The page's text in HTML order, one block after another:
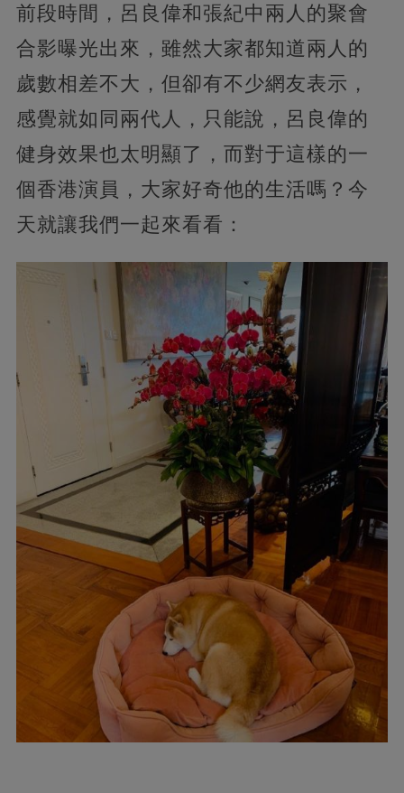
前段時間，呂良偉和張紀中兩人的聚會
合影曝光出來，雖然大家都知道兩人的
歲數相差不大，但卻有不少網友表示，
感覺就如同兩代人，只能說，呂良偉的
健身效果也太明顯了，而對于這樣的一
個香港演員，大家好奇他的生活嗎？今
天就讓我們一起來看看：